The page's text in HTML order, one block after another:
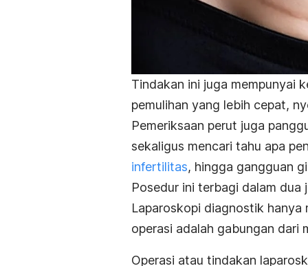
Tindakan ini juga mempunyai
pemulihan yang lebih cepat,
Pemeriksaan perut juga
sekaligus mencari tahu apa
infertilitas, hingga gangguan
Posedur ini terbagi dalam dua
Laparoskopi diagnostik hanya
operasi adalah gabungan dari
Operasi atau tindakan